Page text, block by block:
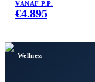
VANAF P.P.
€4.895
Wellness